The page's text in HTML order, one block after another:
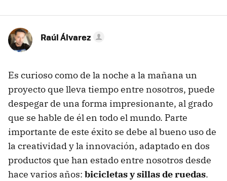
Raúl Álvarez
Es curioso como de la noche a la mañana un
proyecto que lleva tiempo entre nosotros, puede
despegar de una forma impresionante, al grado
que se hable de él en todo el mundo. Parte
importante de este éxito se debe al bueno uso de
la creatividad y la innovación, adaptado en dos
productos que han estado entre nosotros desde
hace varios años: bicicletas y sillas de ruedas.